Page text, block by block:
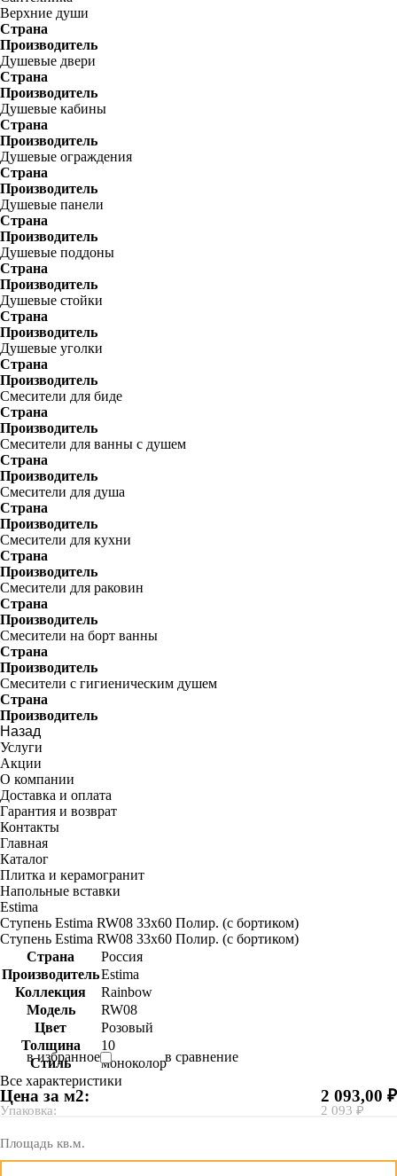
Верхние души
Страна
Производитель
Душевые двери
Страна
Производитель
Душевые кабины
Страна
Производитель
Душевые ограждения
Страна
Производитель
Душевые панели
Страна
Производитель
Душевые поддоны
Страна
Производитель
Душевые стойки
Страна
Производитель
Душевые уголки
Страна
Производитель
Смесители для биде
Страна
Производитель
Смесители для ванны с душем
Страна
Производитель
Смесители для душа
Страна
Производитель
Смесители для кухни
Страна
Производитель
Смесители для раковин
Страна
Производитель
Смесители на борт ванны
Страна
Производитель
Смесители с гигиеническим душем
Страна
Производитель
Назад
Услуги
Акции
О компании
Доставка и оплата
Гарантия и возврат
Контакты
Главная
Каталог
Плитка и керамогранит
Напольные вставки
Estima
Ступень Estima RW08 33x60 Полир. (с бортиком)
Ступень Estima RW08 33x60 Полир. (с бортиком)
Страна
Россия
ПроизводительEstima
Коллекция
Rainbow
Модель
RW08
Цвет
Розовый
Толщина
10
Стиль
моноколор
Все характеристики
в избранное в сравнение
Цена за м2:
Упаковка:
2 093,00 ₽
2 093 ₽
Площадь кв.м.